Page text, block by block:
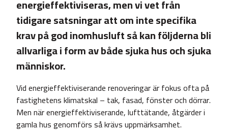
energieffektiviseras, men vi vet från
tidigare satsningar att om inte specifika
krav på god inomhusluft så kan följderna bli
allvarliga i form av både sjuka hus och sjuka
människor.
Vid energieffektiviserande renoveringar är fokus ofta på
fastighetens klimatskal – tak, fasad, fönster och dörrar.
Men när energieffektiviserande, lufttätande, åtgärder i
gamla hus genomförs så krävs uppmärksamhet.